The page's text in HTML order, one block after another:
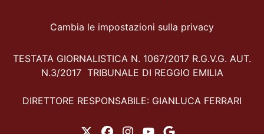
Cambia le impostazioni sulla privacy
TESTATA GIORNALISTICA N. 1067/2017 R.G.V.G. AUT.
N.3/2017 TRIBUNALE DI REGGIO EMILIA
DIRETTORE RESPONSABILE: GIANLUCA FERRARI